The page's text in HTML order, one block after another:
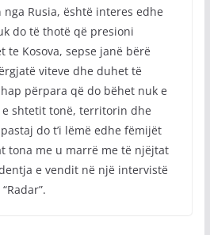
Rusia, është interes edhe
do të thotë që presioni
te Kosova, sepse janë bërë
viteve dhe duhet të
përpara që do bëhet nuk e
shtetit tonë, territorin dhe
do t’i lëmë edhe fëmijët
tona me u marrë me të njëjtat
e vendit në një intervistë